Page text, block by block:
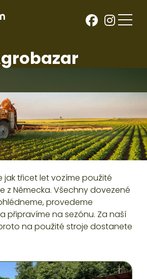
jak třicet let vozíme použité
z Německa. Všechny dovezené
provedeme
připravíme na sezónu. Za naší
na použité stroje dostanete